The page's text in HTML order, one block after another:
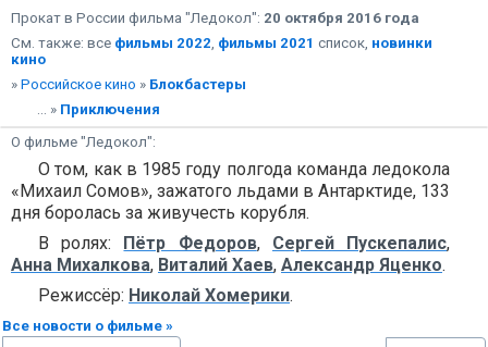
Прокат в России фильма "Ледокол": 20 октября 2016 года
См. также: все фильмы 2022, фильмы 2021 список, новинки
кино
» Российское кино » Блокбастеры
... » Приключения
О фильме "Ледокол":
О том, как в 1985 году полгода команда ледокола
«Михаил Сомов», зажатого льдами в Антарктиде, 133
дня боролась за живучесть корубля.
В ролях:
Пётр Федоров, Сергей Пускепалис,
Анна Михалкова, Виталий Хаев, Александр Яценко.
Режиссёр: Николай Хомерики.
Все новости о фильме »